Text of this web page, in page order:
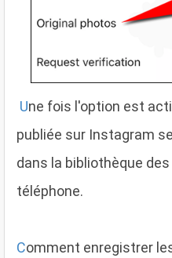
Une fois l'option est
publiée sur Instagram
dans la bibliothèque
téléphone.
Comment enregistrer